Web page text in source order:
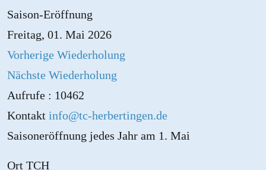
Saison-Eröffnung
Freitag, 01. Mai 2026
Vorherige Wiederholung
Nächste Wiederholung
Aufrufe : 10462
Kontakt info@tc-herbertingen.de
Saisoneröffnung jedes Jahr am 1. Mai
Ort TCH